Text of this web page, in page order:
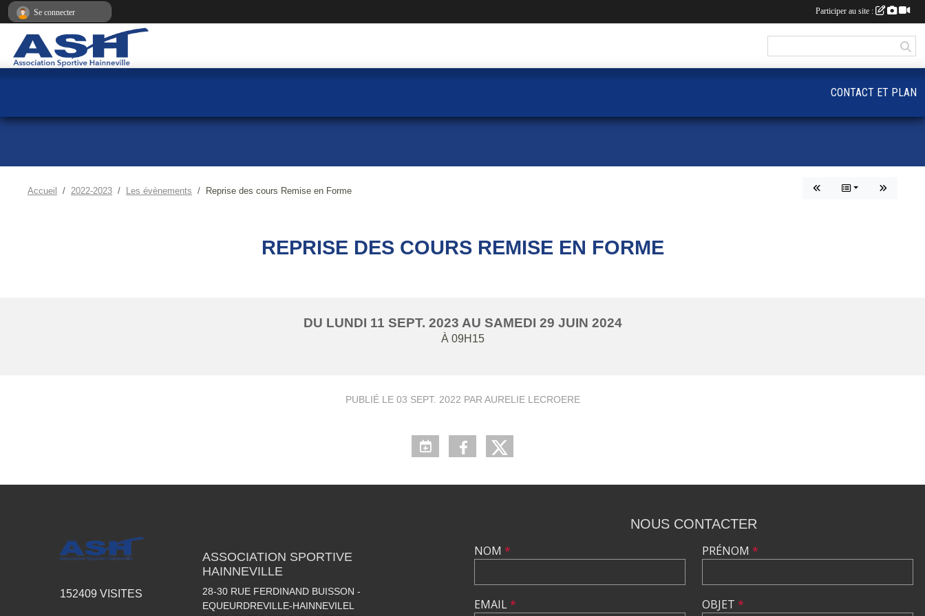
Accueil 2022-2023 Les évènements Reprise des cours Remise en Forme
REPRISE DES COURS REMISE EN FORME
DU LUNDI 11 SEPT. 2023 AU SAMEDI 29 JUIN 2024
À 09H15
PUBLIÉ LE 03 SEPT. 2022 PAR AURELIE LECROERE
CONTACT ET PLAN
152409 VISITES
ASSOCIATION SPORTIVE
HAINNEVILLE
28-30 RUE FERDINAND BUISSON -
EQUEURDREVILLE-HAINNEVILEL
NOUS CONTACTER
NOM *
EMAIL*
PRÉNOM *
OBJET *
Se connecter Participer au site :
Panneau de gestion des cookies